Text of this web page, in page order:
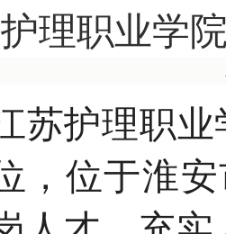
理职业学
苏护理职
，位于淮